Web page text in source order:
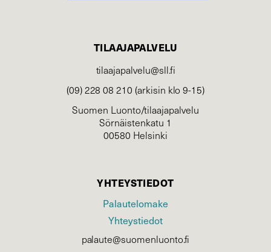
TILAAJAPALVELU
tilaajapalvelu@sll.fi
(09) 228 08 210 (arkisin klo 9-15)
Suomen Luonto/tilaajapalvelu
Sörnäistenkatu 1
00580 Helsinki
YHTEYSTIEDOT
Palautelomake
Yhteystiedot
palaute@suomenluonto.fi